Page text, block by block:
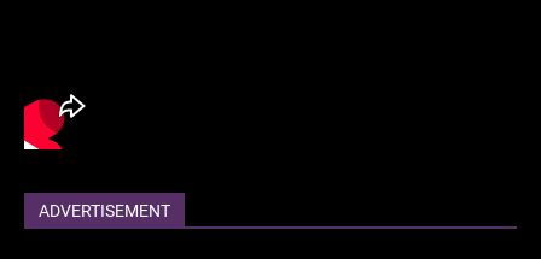
ADVERTISEMENT